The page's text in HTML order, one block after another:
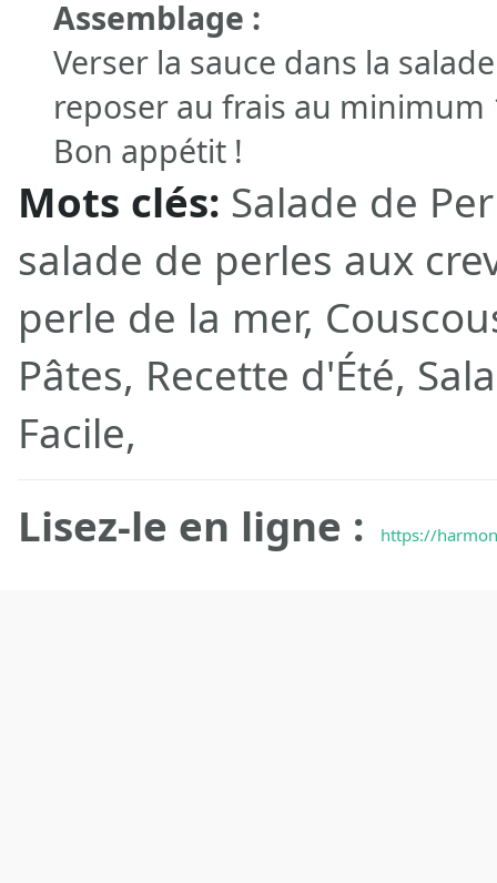
Assemblage :
Verser la sauce dans la
reposer au frais au minimum
Bon appétit !
Mots clés: Salade de
salade de perles aux
perle de la mer,
Pâtes, Recette d'Été,
Facile,
Lisez-le en ligne :
https://